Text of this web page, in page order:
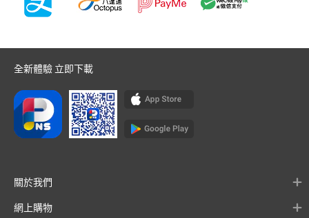
全新體驗 立即下載
關於我們
網上購物